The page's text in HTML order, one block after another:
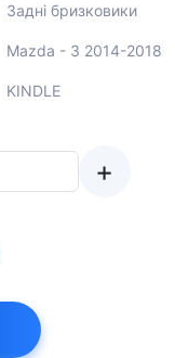
Задні бризковики
Mazda - 3 2014-2018
KINDLE
+